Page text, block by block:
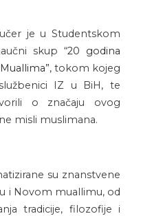
je u Studentskom
skup “20 godina
tokom kojeg
IZ u BiH, te
o značaju ovog
misli muslimana.
su znanstvene
i Novom muallimu, od
tradicije, filozofije i